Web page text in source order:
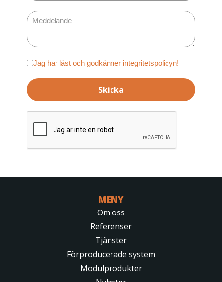
Adatvédelem*
Jag har läst och godkänner integritetspolicyn!
Skicka
MENY
Om oss
Referenser
Tjänster
Förproducerade system
Modulprodukter